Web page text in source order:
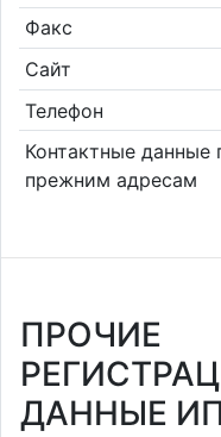
Факс
Сайт
Телефон
Контактные данные
прежним адресам
ПРОЧИЕ
ДАННЫЕ